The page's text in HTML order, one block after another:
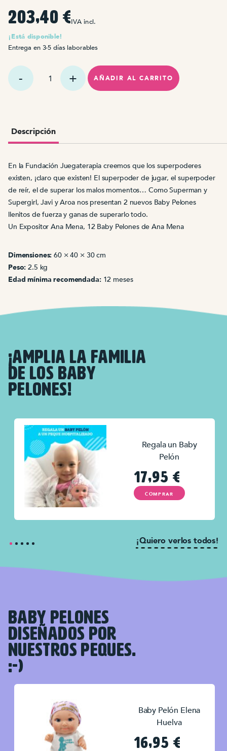
203,40 €IVA incl.
¡Está disponible!
Entrega en 3-5 días laborables
Expositor
Baby
Pelón
Ana
AÑADIR AL CARRITO
Descripción
En la Fundación Juegaterapia creemos que los superpoderes
existen, ¡claro que existen! El superpoder de jugar, el superpoder
de reír, el de superar los malos momentos… Como Superman y
Supergirl, Javi y Aroa nos presentan 2 nuevos Baby Pelones
llenitos de fuerza y ganas de superarlo todo.
Un Expositor Ana Mena, 12 Baby Pelones de Ana Mena
Dimensiones:60 × 40 × 30 cm
Peso:2.5 kg
Edad mínima recomendada: 12 meses
¡AMPLIA LA FAMILIA
DE LOS BABY
PELONES!
Regala un Baby
Pelón
17,95 €
COMPRAR
¡Quiero verlos todos!
BABY PELONES
DISEÑADOS POR
NUESTROS PEQUES.
:-)
Baby Pelón Elena
Huelva
16,95 €